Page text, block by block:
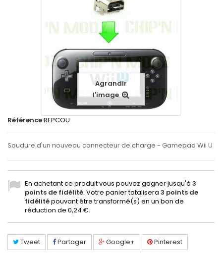
Agrandir
l'image
RéférenceREPCOU
Soudure d'un nouveau connecteur de charge - Gamepad Wii U
En achetant ce produit vous pouvez gagner jusqu'à 3
points de fidélité. Votre panier totalisera 3 points de
fidélitépouvant être transformé(s) en un bon de
réduction de 0,24 €.
Tweet Partager Google+ Pinterest